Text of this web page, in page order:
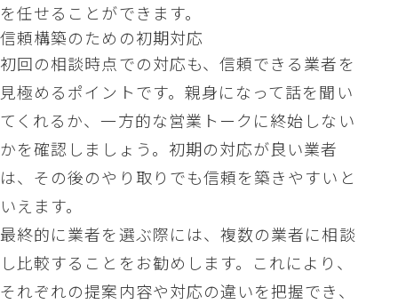
を任せることができます。
信頼構築のための初期対応
初回の相談時点での対応も、信頼できる業者を
見極めるポイントです。親身になって話を聞い
てくれるか、一方的な営業トークに終始しない
かを確認しましょう。初期の対応が良い業者
は、その後のやり取りでも信頼を築きやすいと
いえます。
最終的に業者を選ぶ際には、複数の業者に相談
し比較することをお勧めします。これにより、
それぞれの提案内容や対応の違いを把握でき、